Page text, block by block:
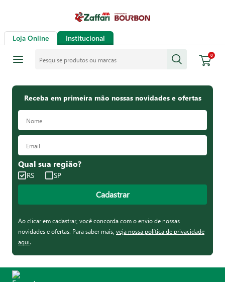
Loja Online Institucional
0
Receba em primeira mão nossas novidades e ofertas
Qual sua região?
RS SP
Cadastrar
Ao clicar em cadastrar, você concorda com o envio de nossas
novidades e ofertas. Para saber mais, veja nossa política de privacidade
aqui.